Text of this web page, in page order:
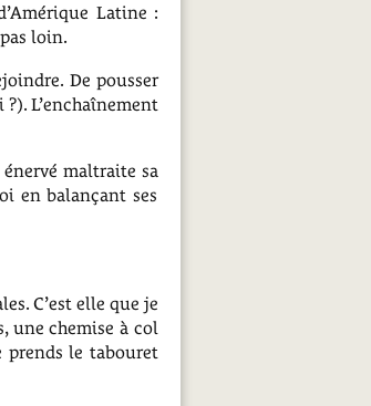
Latine :
loin.
De pousser
L’enchaînement
maltraite sa
en balançant ses
C’est elle que je
une chemise à col
prends le tabouret